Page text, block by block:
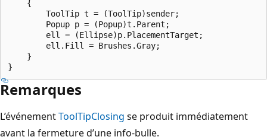
    {
        ToolTip t = (ToolTip)sender;
        Popup p = (Popup)t.Parent;
        ell = (Ellipse)p.PlacementTarget;
        ell.Fill = Brushes.Gray;
    }
Remarques
L’événementToolTipClosing se produit immédiatement
avant la fermeture d’une info-bulle.